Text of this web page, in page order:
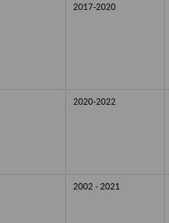
2017-2020
2020-2022
2002 - 2021